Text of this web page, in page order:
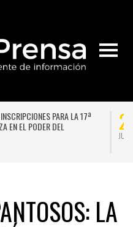
PARA LA 17ª
EN EL PODER DEL
JUL
LA